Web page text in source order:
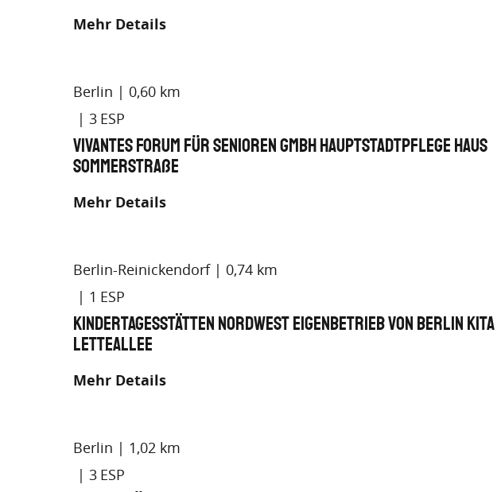
Mehr Details
Berlin
0,60 km
3
Vivantes Forum für Senioren GmbH Hauptstadtpflege Haus
Sommerstraße
Mehr Details
Berlin-Reinickendorf
0,74 km
1
Kindertagesstätten Nordwest Eigenbetrieb von Berlin Kita
Letteallee
Mehr Details
Berlin
1,02 km
3